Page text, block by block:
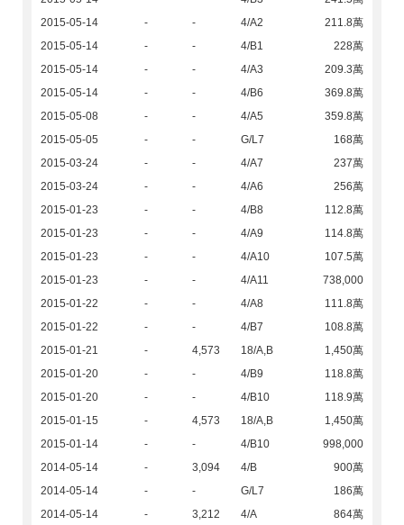
2015-05-14
- - 4/A2
211.8萬
2015-05-14
- - 4/B1
228萬
2015-05-14
- - 4/A3
209.3萬
2015-05-14
- - 4/B6
369.8萬
2015-05-08
- - 4/A5
359.8萬
2015-05-05
- - G/L7
168萬
2015-03-24
- - 4/A7
237萬
2015-03-24
- - 4/A6
256萬
2015-01-23
- - 4/B8
112.8萬
2015-01-23
- - 4/A9
114.8萬
2015-01-23
- - 4/A10
107.5萬
2015-01-23
- - 4/A11
738,000
2015-01-22
- - 4/A8
111.8萬
2015-01-22
- - 4/B7
108.8萬
2015-01-21
- 4,573 18/A,B
1,450萬
2015-01-20
- - 4/B9
118.8萬
2015-01-20
- - 4/B10
118.9萬
2015-01-15
- 4,573 18/A,B
1,450萬
2015-01-14
- - 4/B10
998,000
2014-05-14
- 3,094 4/B
900萬
2014-05-14
- - G/L7
186萬
2014-05-14
- 3,212 4/A
864萬